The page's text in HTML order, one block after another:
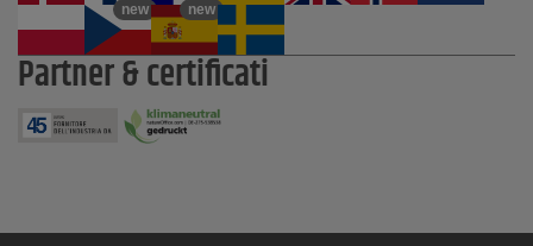
new new
Partner & certificati